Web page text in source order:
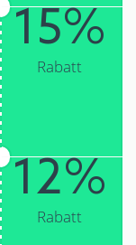
15%
Rabatt
12%
Rabatt